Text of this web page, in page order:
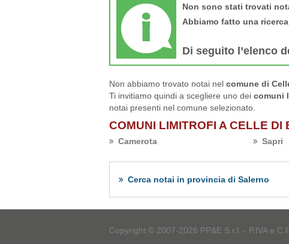
Non sono stati trovati
Abbiamo fatto una
Di seguito l’elenco
Non abbiamo trovato notai nel comune di
Ti invitiamo quindi a scegliere uno dei comuni
notai presenti nel comune selezionato.
COMUNI LIMITROFI A CELLE DI
Camerota Sapri
Cerca notai in provincia di Salerno
Copyright © 2007-2026 PP&E S.r.l. - P.IVA e